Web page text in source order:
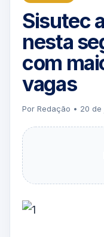
Sisutec
nesta
com
vagas
Por Redação • 20 de